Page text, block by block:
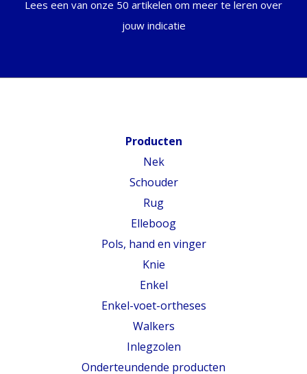
Lees een van onze 50 artikelen om meer te leren over
jouw indicatie
Producten
Nek
Schouder
Rug
Elleboog
Pols, hand en vinger
Knie
Enkel
Enkel-voet-ortheses
Walkers
Inlegzolen
Onderteundende producten